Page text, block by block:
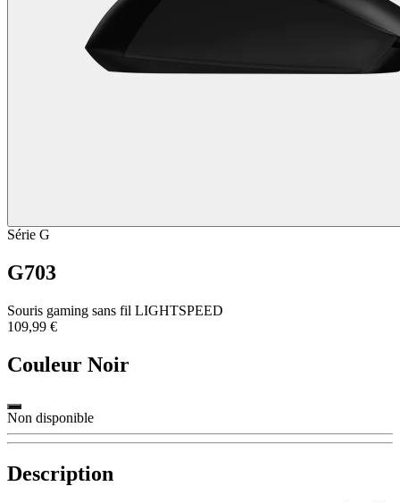
Série G
G703
Souris gaming sans fil LIGHTSPEED
109,99 €
Couleur Noir
Non disponible
Description